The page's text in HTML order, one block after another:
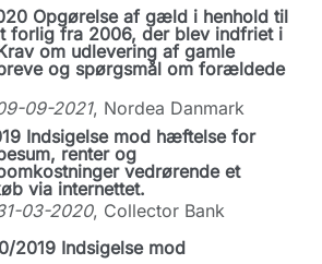
Opgørelse af gæld i henhold til
forlig fra 2006, der blev indfriet i
om udlevering af gamle
og spørgsmål om forældede
09-2021, Nordea Danmark
Indsigelse mod hæftelse for
renter og
vedrørende et
via internettet.
03-2020, Collector Bank
2019 Indsigelse mod